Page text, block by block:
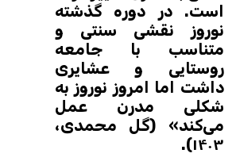
است. در دوره گذشته
نوروز نقشی سنتی و
متناسب با جامعه
روستایی و عشایری
داشت اما امروز نوروز به
شکلی مدرن عمل
می‌کند» (گل محمدی،
۱۴۰۳).